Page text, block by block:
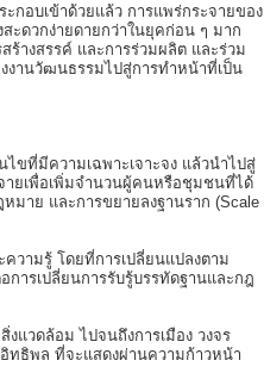
อบเข้าด้วยแล้ว การแพร่กระจายของ
ะดวกง่ายดายกว่าในยุคก่อน ๆ มาก
ร้างสรรค์ และการร่วมผลิต และร่วม
งานวัฒนธรรมไปสู่การทำหน้าที่เป็น
ขที่มีความเฉพาะเจาะจง แล้วนำไปสู่
ายเพื่อเพิ่มจำนวนผู้คนหรือชุมชนที่ได้
มาย และการขยายลงฐานราก (Scale
วามรู้ โดยที่การเปลี่ยนแปลงตาม
ารเปลี่ยนการรับรู้บรรทัดฐานและกฎ
แวดล้อม ไปจนถึงการเมือง วงจร
ทธิพล ที่จะแสดงผ่านความก้าวหน้า